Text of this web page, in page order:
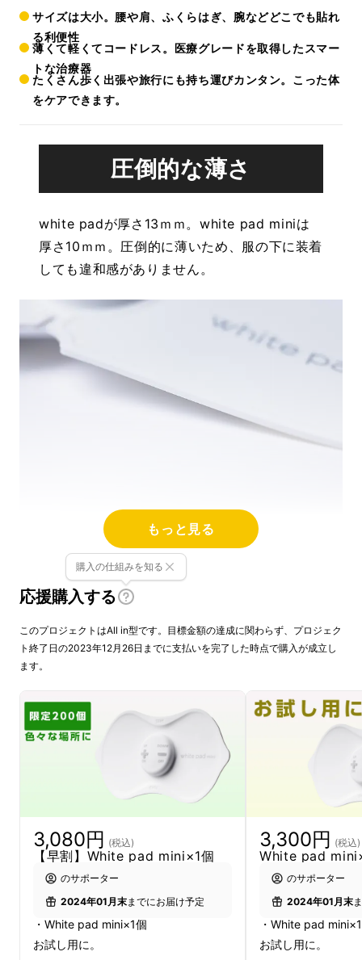
サイズは大小。腰や肩、ふくらはぎ、腕などどこでも貼れ
る利便性
薄くて軽くてコードレス。医療グレードを取得したスマー
トな治療器
たくさん歩く出張や旅行にも持ち運びカンタン。こった体
をケアできます。
圧倒的な薄さ
white padが厚さ13ｍｍ。white pad miniは
厚さ10ｍｍ。圧倒的に薄いため、服の下に装着
しても違和感がありません。
圧倒的な軽さ
white padが30ｇ。white pad miniは15ｇ。
腰全体をカバーできる
もっと見る
応援購入する
購入の仕組みを知る
このプロジェクトはAll in型です。目標金額の達成に関わらず、プロジェク
ト終了日の2023年12月26日までに支払いを完了した時点で購入が成立し
ます。
3,080円 (税込)
【早割】White pad mini×1個
のサポーター
2024年01月末までにお届け予定
・White pad mini×1個
お試し用に。
3,300円 (税込)
White pad
のサポーター
2024年01月末
・White pad
お試し用に。